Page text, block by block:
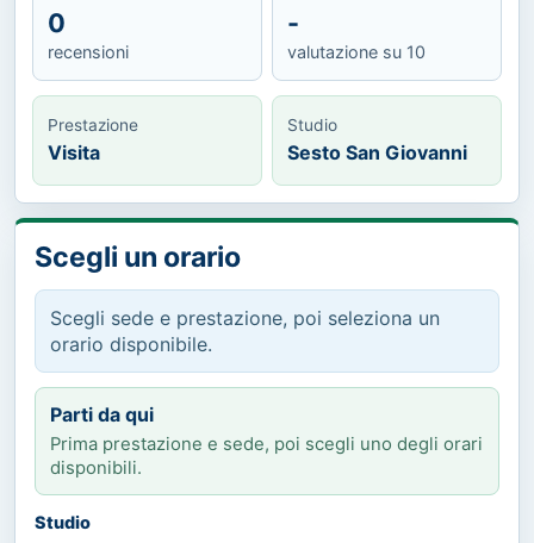
0
recensioni
-
valutazione su 10
Prestazione
Visita
Studio
Sesto San Giovanni
Scegli un orario
Scegli sede e prestazione, poi seleziona un
orario disponibile.
Parti da qui
Prima prestazione e sede, poi scegli uno degli orari
disponibili.
Studio